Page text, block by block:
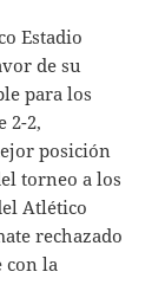
Estadio
de su
para los
2-2,
posición
torneo a los
Atlético
rechazado
con la